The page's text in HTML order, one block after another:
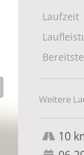
Laufzeit
Weitere
10